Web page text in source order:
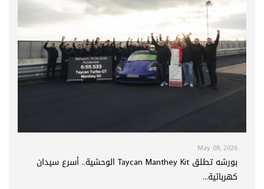
May 08, 2026
بورشه تطلق Taycan Manthey Kit الوحشية.. أسرع سيدان
كهربائية...